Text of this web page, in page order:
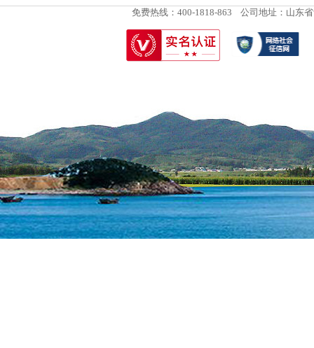
免费热线：400-1818-863 公司地址：山东